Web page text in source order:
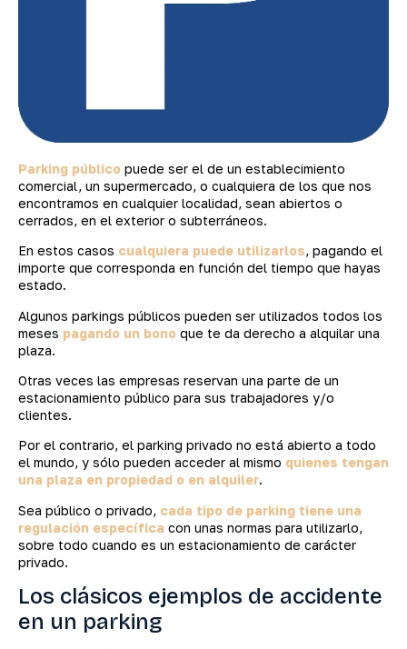
Parking público puede ser el de un establecimiento
comercial, un supermercado, o cualquiera de los que nos
encontramos en cualquier localidad, sean abiertos o
cerrados, en el exterior o subterráneos.
En estos casos cualquiera puede utilizarlos, pagando el
importe que corresponda en función del tiempo que hayas
estado.
Algunos parkings públicos pueden ser utilizados todos los
meses pagando un bono que te da derecho a alquilar una
plaza.
Otras veces las empresas reservan una parte de un
estacionamiento público para sus trabajadores y/o
clientes.
Por el contrario, el parking privado no está abierto a todo
el mundo, y sólo pueden acceder al mismo quienes tengan
una plaza en propiedad o en alquiler.
Sea público o privado, cada tipo de parking tiene una
regulación específica con unas normas para utilizarlo,
sobre todo cuando es un estacionamiento de carácter
privado.
Los clásicos ejemplos de accidente
en un parking